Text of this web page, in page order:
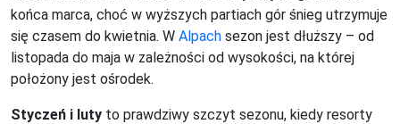
końca marca, choć w wyższych partiach gór śnieg utrzymuje
się czasem do kwietnia. W Alpach sezon jest dłuższy – od
listopada do maja w zależności od wysokości, na której
położony jest ośrodek.
Styczeń i luty to prawdziwy szczyt sezonu, kiedy resorty